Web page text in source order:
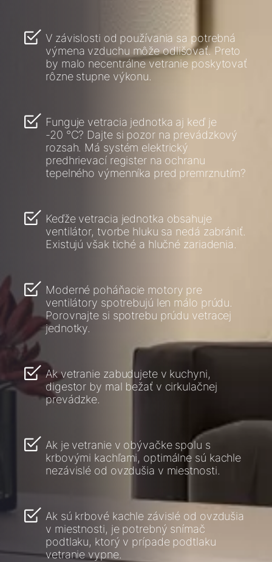
V závislosti od používania sa potrebná
výmena vzduchu môže odlišovať. Preto
by malo necentrálne vetranie poskytovať
rôzne stupne výkonu.
Funguje vetracia jednotka aj keď je
-20 °C? Dajte si pozor na prevádzkový
rozsah. Má systém elektrický
predhrievací register na ochranu
tepelného výmenníka pred premrznutím?
Keďže vetracia jednotka obsahuje
ventilátor, tvorbe hluku sa nedá zabrániť.
Existujú však tiché a hlučné zariadenia.
Moderné poháňacie motory pre
ventilátory spotrebujú len málo prúdu.
Porovnajte si spotrebu prúdu vetracej
jednotky.
Ak vetranie zabudujete v kuchyni,
digestor by mal bežať v cirkulačnej
prevádzke.
Ak je vetranie v obývačke spolu s
krbovými kachľami, optimálne sú kachle
nezávislé od ovzdušia v miestnosti.
Ak sú krbové kachle závislé od ovzdušia
v miestnosti, je potrebný snímač
podtlaku, ktorý v prípade podtlaku
vetranie vypne.